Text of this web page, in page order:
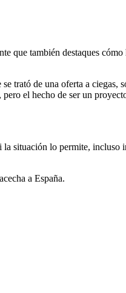
que también destaques
trató de una oferta a ciegas,
el hecho de ser un
la situación lo permite, incluso
a España.